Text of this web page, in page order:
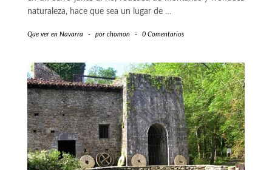
naturaleza, hace que sea un lugar de …
Que ver en Navarra - por chomon - 0 Comentarios